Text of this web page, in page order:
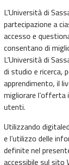
L’Università di
partecipazione a
accesso e
consentano di
L’Università di
di studio e ricerca,
apprendimento, il
migliorare l’offerta
utenti.
Utilizzando
e l’utilizzo delle
definite nel
accessibile sul sito